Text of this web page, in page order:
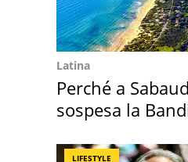
Latina
Perché a
sospesa la
LIFESTYLE